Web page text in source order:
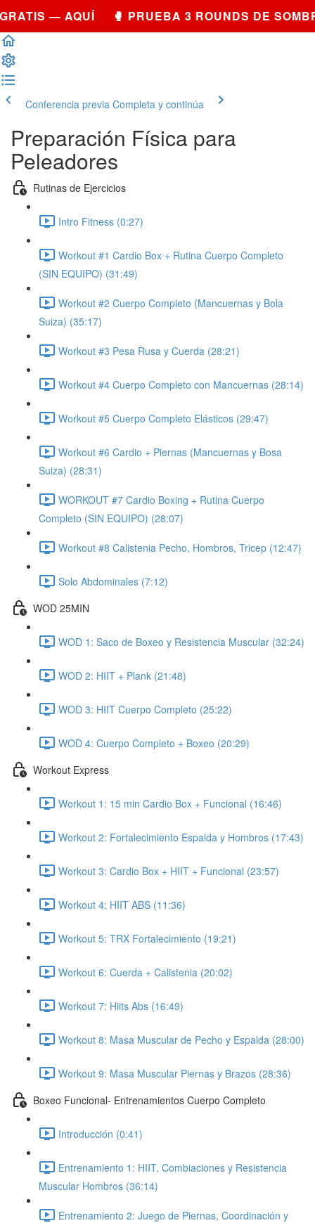
— AQUÍ 🥊 PRUEBA 3 ROUNDS DE
Conferencia previa Completa y continúa
Preparación Física para
Peleadores
Rutinas de Ejercicios
Intro Fitness (0:27)
Workout #1 Cardio Box + Rutina Cuerpo Completo
(SIN EQUIPO) (31:49)
Workout #2 Cuerpo Completo (Mancuernas y Bola
Suiza) (35:17)
Workout #3 Pesa Rusa y Cuerda (28:21)
Workout #4 Cuerpo Completo con Mancuernas (28:14)
Workout #5 Cuerpo Completo Elásticos (29:47)
Workout #6 Cardio + Piernas (Mancuernas y Bosa
Suiza) (28:31)
WORKOUT #7 Cardio Boxing + Rutina Cuerpo
Completo (SIN EQUIPO) (28:07)
Workout #8 Calistenia Pecho, Hombros, Tricep (12:47)
Solo Abdominales (7:12)
WOD 25MIN
WOD 1: Saco de Boxeo y Resistencia Muscular (32:24)
WOD 2: HIIT + Plank (21:48)
WOD 3: HIIT Cuerpo Completo (25:22)
WOD 4: Cuerpo Completo + Boxeo (20:29)
Workout Express
Workout 1: 15 min Cardio Box + Funcional (16:46)
Workout 2: Fortalecimiento Espalda y Hombros (17:43)
Workout 3: Cardio Box + HIIT + Funcional (23:57)
Workout 4: HIIT ABS (11:36)
Workout 5: TRX Fortalecimiento (19:21)
Workout 6: Cuerda + Calistenia (20:02)
Workout 7: Hiits Abs (16:49)
Workout 8: Masa Muscular de Pecho y Espalda (28:00)
Workout 9: Masa Muscular Piernas y Brazos (28:36)
Boxeo Funcional- Entrenamientos Cuerpo Completo
Introducción (0:41)
Entrenamiento 1: HIIT, Combiaciones y Resistencia
Muscular Hombros (36:14)
Entrenamiento 2: Juego de Piernas, Coordinación y